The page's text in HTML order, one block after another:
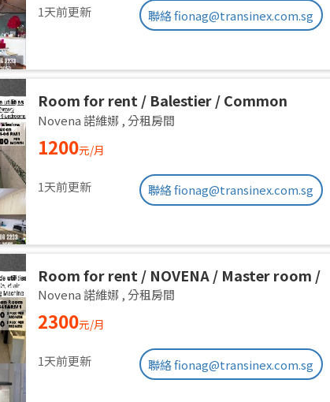
1天前更新 聯絡 fionag@transinex.com.sg
Room for rent / Balestier / Common
room / 1pax stay / Available Immediately
Novena 諾維娜 ,分租房間
1200元/月
1天前更新 聯絡 fionag@transinex.com.sg
Room for rent / NOVENA / Master room /
2,3 pax stay / Available Immediately
Novena 諾維娜 ,分租房間
2300元/月
1天前更新 聯絡 fionag@transinex.com.sg